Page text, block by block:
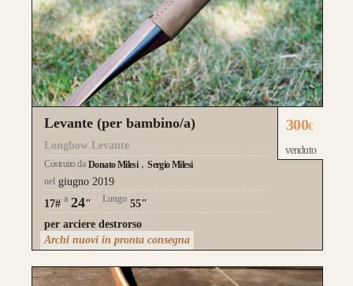
Levante (per bambino/a)
Longbow Levante
Costruito da Donato Milesi
Sergio Milesi
nel giugno 2019
17# a 24" Lungo 55"
per arciere destrorso
300€
venduto
Archi nuovi in pronta consegna